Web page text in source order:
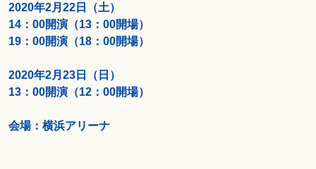
2020年2月22日（土）
14：00開演（13：00開場）
19：00開演（18：00開場）
2020年2月23日（日）
13：00開演（12：00開場）
会場：横浜アリーナ